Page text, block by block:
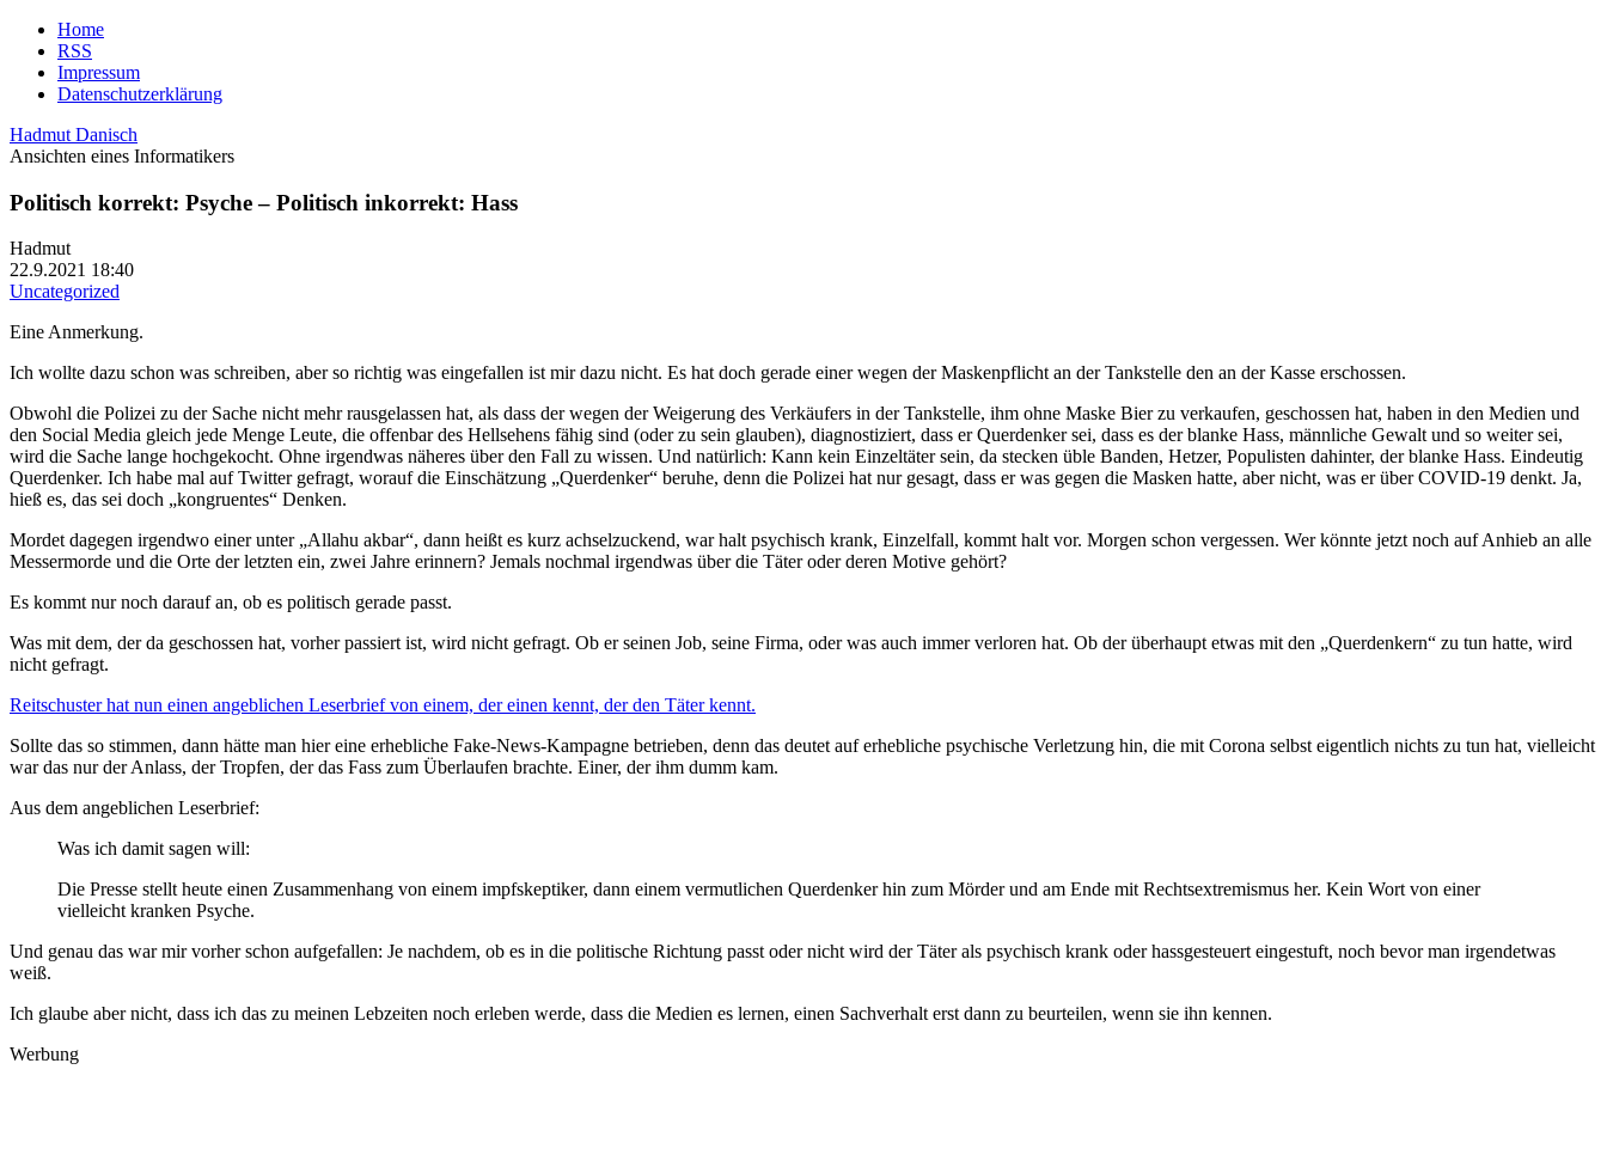
Home
RSS
Impressum
Datenschutzerklärung
Hadmut Danisch
Ansichten eines Informatikers
Politisch korrekt: Psyche – Politisch inkorrekt: Hass
Hadmut
22.9.2021 18:40
Uncategorized
Eine Anmerkung.
Ich wollte dazu schon was schreiben, aber so richtig was eingefallen ist mir dazu nicht. Es hat doch gerade einer wegen der Maskenpflicht an der Tankstelle den an der Kasse erschossen.
Obwohl die Polizei zu der Sache nicht mehr rausgelassen hat, als dass der wegen der Weigerung des Verkäufers in der Tankstelle, ihm ohne Maske Bier zu verkaufen, geschossen hat, haben in den Medien und
den Social Media gleich jede Menge Leute, die offenbar des Hellsehens fähig sind (oder zu sein glauben), diagnostiziert, dass er Querdenker sei, dass es der blanke Hass, männliche Gewalt und so weiter sei,
wird die Sache lange hochgekocht. Ohne irgendwas näheres über den Fall zu wissen. Und natürlich: Kann kein Einzeltäter sein, da stecken üble Banden, Hetzer, Populisten dahinter, der blanke Hass. Eindeutig
Querdenker. Ich habe mal auf Twitter gefragt, worauf die Einschätzung „Querdenker“ beruhe, denn die Polizei hat nur gesagt, dass er was gegen die Masken hatte, aber nicht, was er über COVID-19 denkt. Ja,
hieß es, das sei doch „kongruentes“ Denken.
Mordet dagegen irgendwo einer unter „Allahu akbar“, dann heißt es kurz achselzuckend, war halt psychisch krank, Einzelfall, kommt halt vor. Morgen schon vergessen. Wer könnte jetzt noch auf Anhieb an alle
Messermorde und die Orte der letzten ein, zwei Jahre erinnern? Jemals nochmal irgendwas über die Täter oder deren Motive gehört?
Es kommt nur noch darauf an, ob es politisch gerade passt.
Was mit dem, der da geschossen hat, vorher passiert ist, wird nicht gefragt. Ob er seinen Job, seine Firma, oder was auch immer verloren hat. Ob der überhaupt etwas mit den „Querdenkern“ zu tun hatte, wird
nicht gefragt.
Reitschuster hat nun einen angeblichen Leserbrief von einem, der einen kennt, der den Täter kennt.
Sollte das so stimmen, dann hätte man hier eine erhebliche Fake-News-Kampagne betrieben, denn das deutet auf erhebliche psychische Verletzung hin, die mit Corona selbst eigentlich nichts zu tun hat, vielleicht
war das nur der Anlass, der Tropfen, der das Fass zum Überlaufen brachte. Einer, der ihm dumm kam.
Aus dem angeblichen Leserbrief:
Was ich damit sagen will:
Die Presse stellt heute einen Zusammenhang von einem impfskeptiker, dann einem vermutlichen Querdenker hin zum Mörder und am Ende mit Rechtsextremismus her. Kein Wort von einer
vielleicht kranken Psyche.
Und genau das war mir vorher schon aufgefallen: Je nachdem, ob es in die politische Richtung passt oder nicht wird der Täter als psychisch krank oder hassgesteuert eingestuft, noch bevor man irgendetwas
weiß.
Ich glaube aber nicht, dass ich das zu meinen Lebzeiten noch erleben werde, dass die Medien es lernen, einen Sachverhalt erst dann zu beurteilen, wenn sie ihn kennen.
Werbung